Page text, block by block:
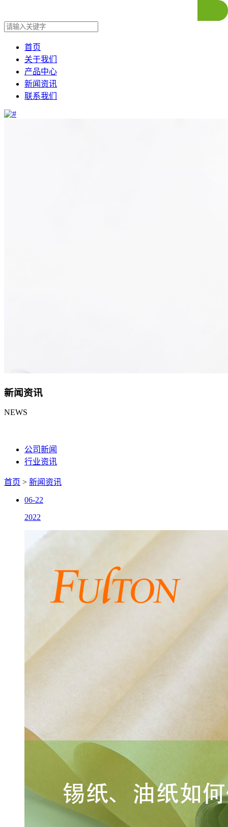
首页
关于我们
产品中心
新闻资讯
联系我们
新闻资讯
NEWS
公司新闻
行业资讯
首页 > 新闻资讯
06-22
2022